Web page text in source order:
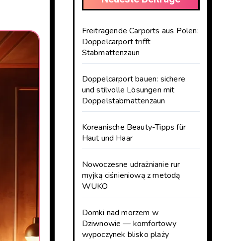
Freitragende Carports aus Polen:
Doppelcarport trifft
Stabmattenzaun
Doppelcarport bauen: sichere
und stilvolle Lösungen mit
Doppelstabmattenzaun
Koreanische Beauty-Tipps für
Haut und Haar
Nowoczesne udrażnianie rur
myjką ciśnieniową z metodą
WUKO
Domki nad morzem w
Dziwnowie — komfortowy
wypoczynek blisko plaży